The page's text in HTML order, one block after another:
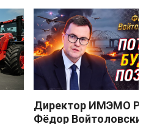
Директор ИМЭМО
Фёдор